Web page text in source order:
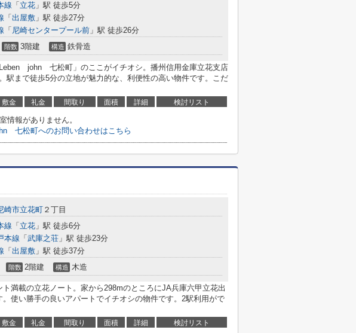
線 「 立花 」駅 徒歩5分
「 出屋敷 」駅 徒歩27分
「 尼崎センタープール前 」駅 徒歩26分
階数 3階建 構造 鉄骨造
john 七松町」のここがイチオシ。播州信用金庫立花支店
駅まで徒歩5分の立地が魅力的な、利便性の高い物件です。こだ
敷金 礼金 間取り 面積 詳細 検討リスト
情報がありません。
七松町へのお問い合わせはこちら
崎市立花町 ２丁目
線 「 立花 」駅 徒歩6分
本線 「 武庫之荘 」駅 徒歩23分
「 出屋敷 」駅 徒歩37分
階数 2階建 構造 木造
ト満載の立花ノート。家から298mのところにJA兵庫六甲立花出
。使い勝手の良いアパートでイチオシの物件です。2駅利用がで
敷金 礼金 間取り 面積 詳細 検討リスト